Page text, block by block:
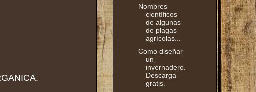
Nombres
científicos
de algunas
de plagas
agrícolas...
Como diseñar
un
invernadero.
Descarga
gratis.